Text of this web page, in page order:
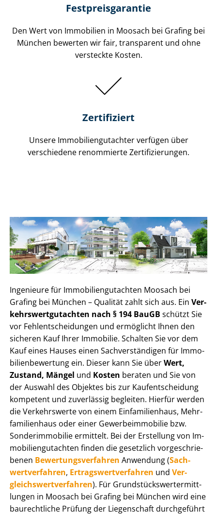
Festpreis​garantie
Den Wert von Immobilien in Moosach bei Grafing bei
München bewerten wir fair, transparent und ohne
versteckte Kosten.
Zertifiziert
Unsere Immobilien­gutachter verfügen über
verschiedene renommierte Zer­ti­fi­zie­run­gen.
Ingenieure für Im­mo­bi­li­en­gut­ach­ten Moosach bei
Grafing bei München – Qualität zahlt sich aus. Ein Ver­
kehrs­wert­gut­ach­ten nach § 194 BauGB schützt Sie
vor Fehl­ent­schei­dun­gen und ermöglicht Ihnen den
sicheren Kauf Ihrer Immobilie. Schalten Sie vor dem
Kauf eines Hauses einen Sach­ver­stän­di­gen für Im­mo­
bi­li­en­be­wer­tung ein. Dieser kann Sie überWert,
Zustand, Mängel und Kosten beraten und Sie von
der Auswahl des Objektes bis zur Kauf­ent­schei­dung
kompetent und zuverlässig begleiten. Hierfür werden
die Verkehrswerte von einem Einfamilienhaus, Mehr­
fa­mi­li­en­haus oder einer Ge­wer­be­im­mo­bi­lie bzw.
Sonderimmobilie ermittelt. Bei der Erstellung von Im­
mo­bi­li­en­gut­ach­ten finden die gesetzlich vor­ge­schrie­
be­nen Be­wer­tungs­ver­fah­ren Anwendung (Sach­
wert­ver­fah­ren, Er­trags­wert­ver­fah­ren und Ver­
gleichs­wert­ver­fah­ren). Für Grund­stücks­wert­ermitt­
lun­gen in Moosach bei Grafing bei München wird eine
baurechtliche Prüfung der Liegenschaft durchgeführt